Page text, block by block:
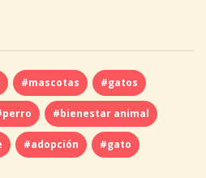
#mascotas #gatos
#bienestar animal
#adopción #gato